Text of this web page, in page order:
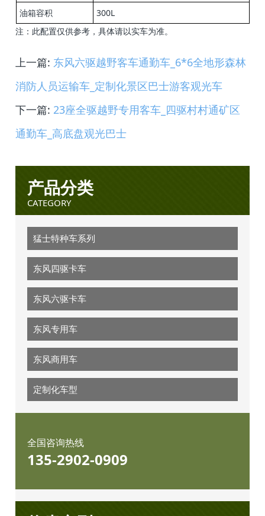
油箱容积
300L
注：此配置仅供参考，具体请以实车为准。
上一篇: 东风六驱越野客车通勤车_6*6全地形森林
消防人员运输车_定制化景区巴士游客观光车
下一篇: 23座全驱越野专用客车_四驱村村通矿区
通勤车_高底盘观光巴士
产品分类
CATEGORY
猛士特种车系列
东风四驱卡车
东风六驱卡车
东风专用车
东风商用车
定制化车型
全国咨询热线
135-2902-0909